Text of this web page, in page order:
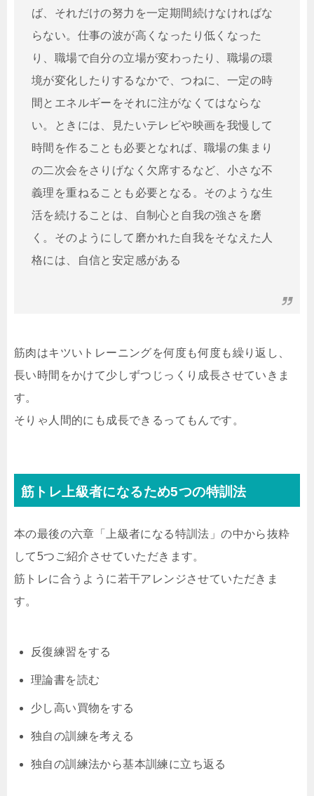
ば、それだけの努力を一定期間続けなければな
らない。仕事の波が高くなったり低くなった
り、職場で自分の立場が変わったり、職場の環
境が変化したりするなかで、つねに、一定の時
間とエネルギーをそれに注がなくてはならな
い。ときには、見たいテレビや映画を我慢して
時間を作ることも必要となれば、職場の集まり
の二次会をさりげなく欠席するなど、小さな不
義理を重ねることも必要となる。そのような生
活を続けることは、自制心と自我の強さを磨
く。そのようにして磨かれた自我をそなえた人
格には、自信と安定感がある
筋肉はキツいトレーニングを何度も何度も繰り返し、
長い時間をかけて少しずつじっくり成長させていきま
す。
そりゃ人間的にも成長できるってもんです。
筋トレ上級者になるため5つの特訓法
本の最後の六章「上級者になる特訓法」の中から抜粋
して5つご紹介させていただきます。
筋トレに合うように若干アレンジさせていただきま
す。
反復練習をする
理論書を読む
少し高い買物をする
独自の訓練を考える
独自の訓練法から基本訓練に立ち返る